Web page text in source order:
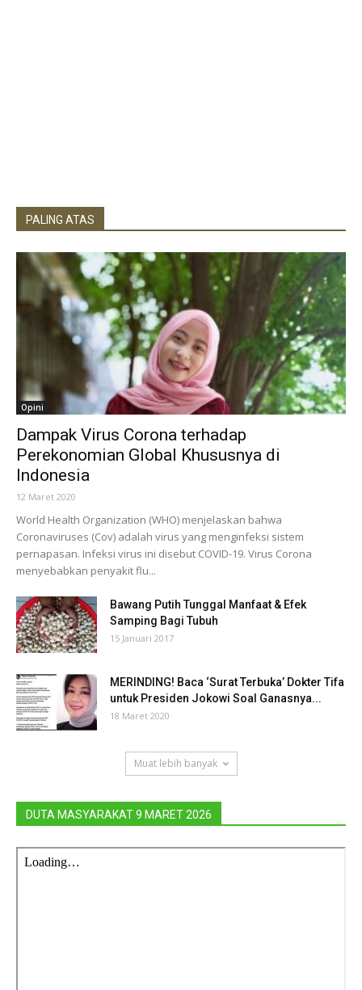
PALING ATAS
Opini
Dampak Virus Corona terhadap
Perekonomian Global Khususnya di
Indonesia
12 Maret 2020
World Health Organization (WHO) menjelaskan bahwa
Coronaviruses (Cov) adalah virus yang menginfeksi sistem
pernapasan. Infeksi virus ini disebut COVID-19. Virus Corona
menyebabkan penyakit flu...
Bawang Putih Tunggal Manfaat & Efek
Samping Bagi Tubuh
15 Januari 2017
MERINDING! Baca ‘Surat Terbuka’ Dokter Tifa
untuk Presiden Jokowi Soal Ganasnya...
18 Maret 2020
Muat lebih banyak
DUTA MASYARAKAT 9 MARET 2026